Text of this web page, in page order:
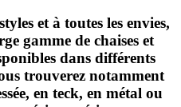
et à toutes les envies,
gamme de chaises et
dans différents
trouverez notamment
en teck, en métal ou